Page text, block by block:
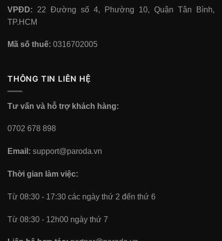
VPĐD: 22 Đường số 4, Phường 10, Quận Tân Bình,
TP.HCM
Mã số thuế: 0316702005
THÔNG TIN LIÊN HỆ
Tư vấn và hỗ trợ khách hàng:
0702 678 898
Email: support@paroda.vn
Thời gian làm việc:
Từ 08:30 - 17:30 các ngày thứ 2 đến thứ 6
Từ 08:30 - 12h00 ngày thứ 7